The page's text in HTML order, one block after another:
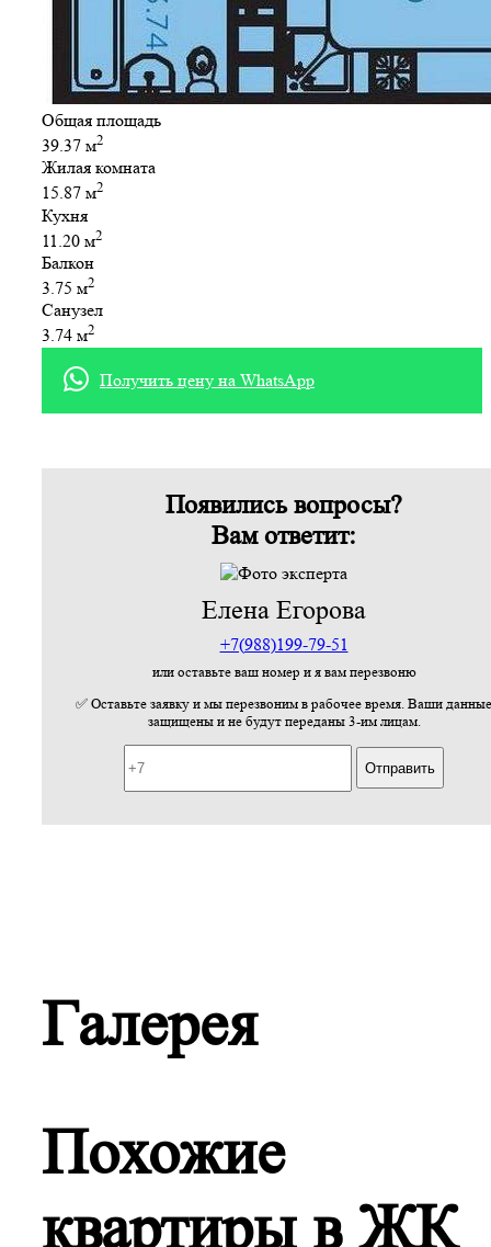
Общая площадь
39.37 м2
Жилая комната
15.87 м2
Кухня
11.20 м2
Балкон
3.75 м2
Санузел
3.74 м2
Получить цену на WhatsApp
Появились вопросы?
Вам ответит:
Елена Егорова
+7(988)199-79-51
или оставьте ваш номер и я вам перезвоню
✅ Оставьте заявку и мы перезвоним в рабочее время. Ваши данные
защищены и не будут переданы 3-им лицам.
Галерея
Похожие
квартиры в ЖК